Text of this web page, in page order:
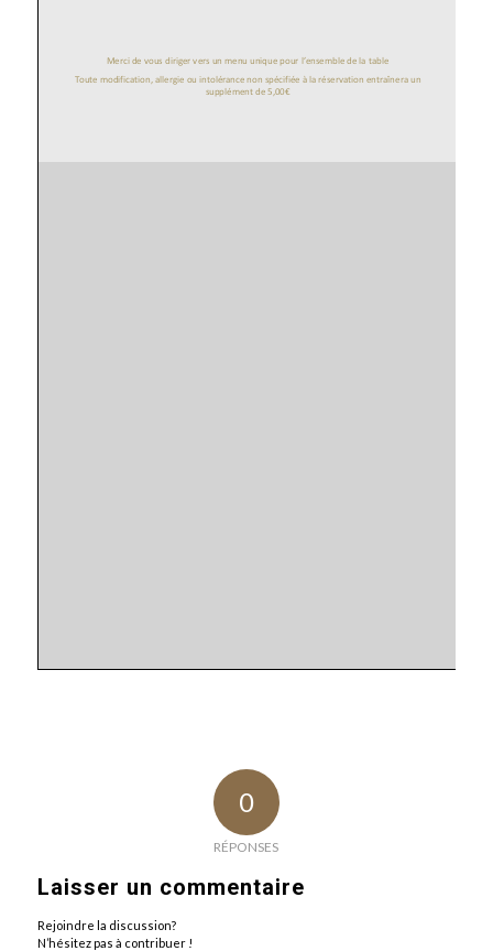
0
RÉPONSES
Laisser un commentaire
Rejoindre la discussion?
N’hésitez pas à contribuer !